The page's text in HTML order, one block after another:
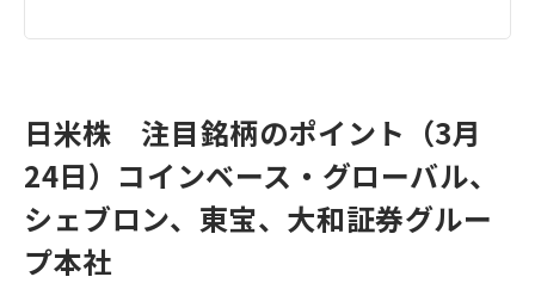
日米株 注目銘柄のポイント（3月
24日）コインベース・グローバル、
シェブロン、東宝、大和証券グルー
プ本社